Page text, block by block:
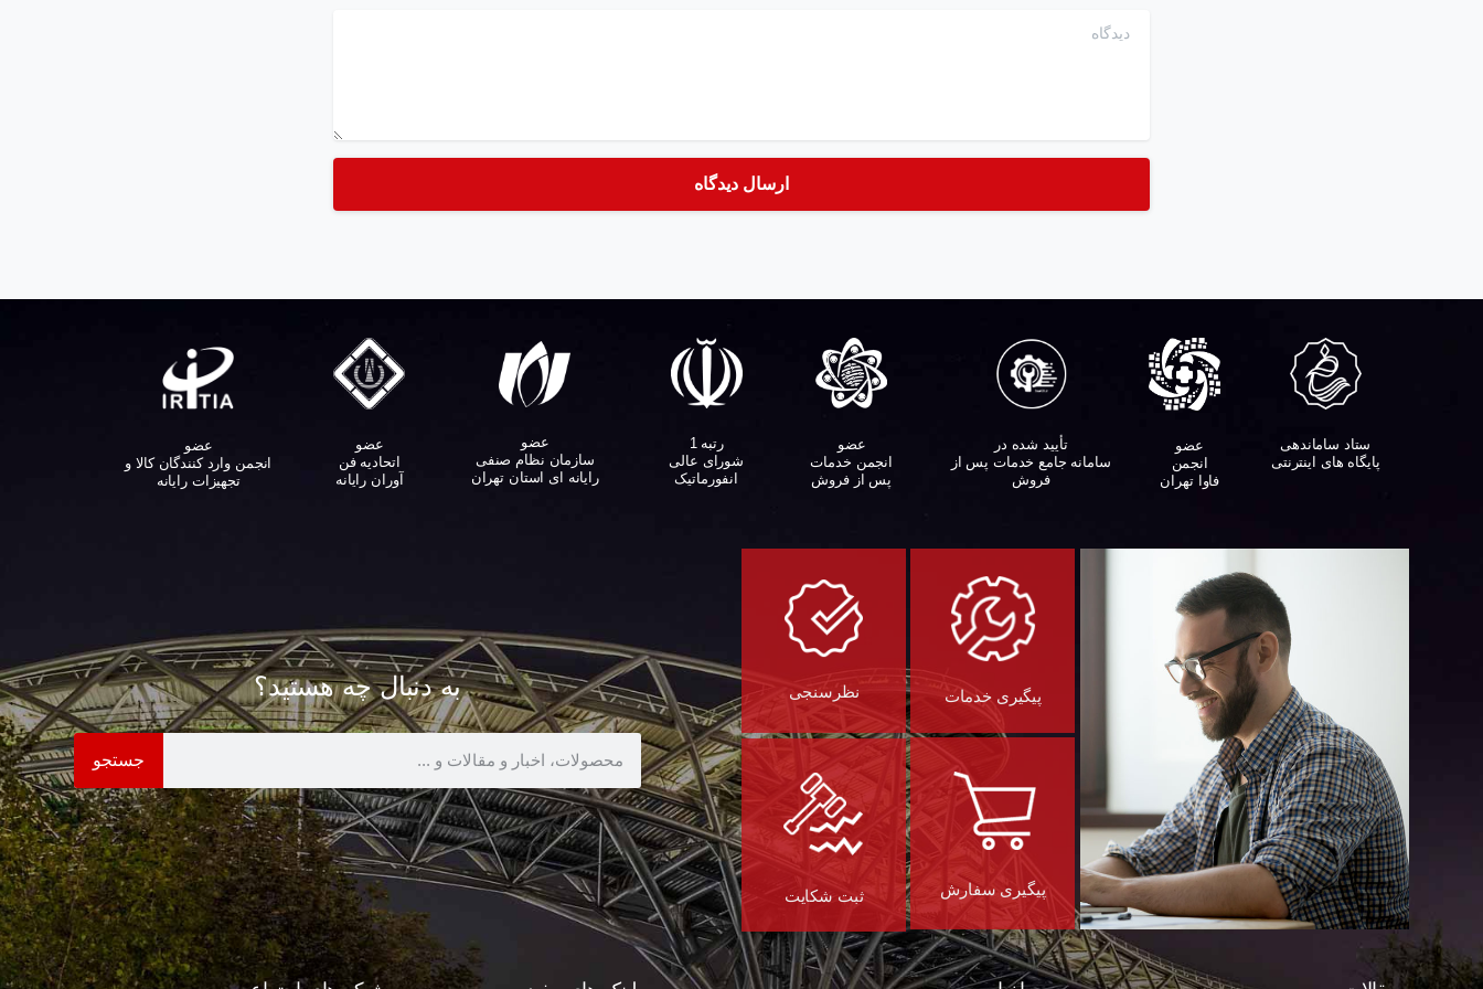
دیدگاه
ستاد ساماندهی
پایگاه های اینترنتی
عضو
انجمن
فاوا تهران
تأیید شده در
سامانه جامع خدمات پس از
فروش
عضو
انجمن خدمات
پس از فروش
رتبه 1
شورای عالی
انفورماتیک
عضو
سازمان نظام صنفی
رایانه ای استان تهران
عضو
اتحادیه فن
آوران رایانه
عضو
انجمن وارد کنندگان کالا و
تجهیزات رایانه‌
پیگیری خدمات نظرسنجی
پیگیری سفارش ثبت شکایت
به دنبال چه هستید؟
جستجو